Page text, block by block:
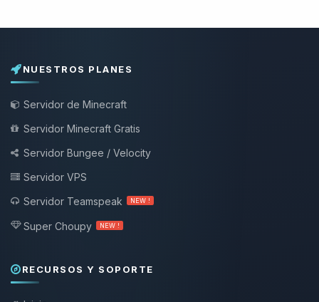
NUESTROS PLANES
Servidor de Minecraft
Servidor Minecraft Gratis
Servidor Bungee / Velocity
Servidor VPS
Servidor Teamspeak
NEW !
Super Choupy NEW !
RECURSOS Y SOPORTE